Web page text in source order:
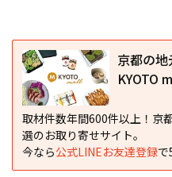
京都の
KYOTO
取材件数年間600件以上！京
選のお取り寄せサイト。
今なら公式LINEお友達登録